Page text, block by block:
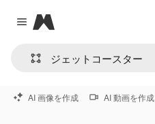
Close menu
Magnific
AI 画像を作成 AI 動画を作成